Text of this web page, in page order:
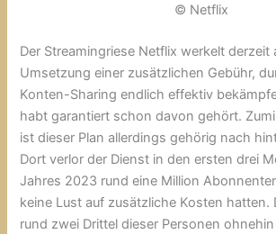
© Netflix
Der Streamingriese Netflix werkelt derzeit
Umsetzung einer zusätzlichen Gebühr,
Konten-Sharing endlich effektiv
habt garantiert schon davon gehört.
ist dieser Plan allerdings gehörig nach
Dort verlor der Dienst in den ersten drei
Jahres 2023 rund eine Million
keine Lust auf zusätzliche Kosten hatten.
rund zwei Drittel dieser Personen